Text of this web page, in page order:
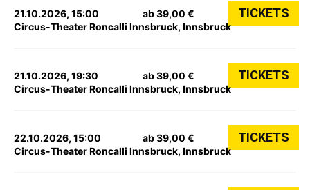
21.10.2026, 15:00
Circus-Theater Roncalli Innsbruck, Innsbruck
ab 39,00 € TICKETS
21.10.2026, 19:30
Circus-Theater Roncalli Innsbruck, Innsbruck
ab 39,00 € TICKETS
22.10.2026, 15:00
Circus-Theater Roncalli Innsbruck, Innsbruck
ab 39,00 € TICKETS